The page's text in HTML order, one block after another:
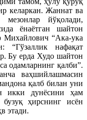
келаркан. Жаннат ва
йўқолади,
ёнаётган шайтон
Михайлович “Ака-ука
“Гўзаллик нафақат
Бу ерда Худо шайтон
одамларнинг қалби”.
ваҳшийлашмасин
қалб билан уни
икки дунёсини ҳам
ҳирснинг исён
этади.